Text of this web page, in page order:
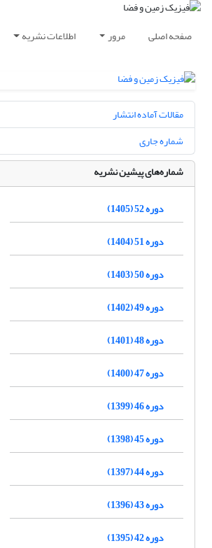
صفحه اصلی مرور اطلاعات نشریه
مقالات آماده انتشار
شماره جاری
شماره‌های پیشین نشریه
دوره 52 (1405)
دوره 51 (1404)
دوره 50 (1403)
دوره 49 (1402)
دوره 48 (1401)
دوره 47 (1400)
دوره 46 (1399)
دوره 45 (1398)
دوره 44 (1397)
دوره 43 (1396)
دوره 42 (1395)